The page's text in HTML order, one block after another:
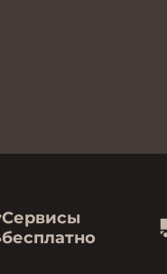
Сервисы
бесплатно